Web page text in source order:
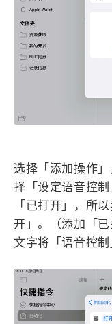
选择「添加操作
择「设定语音控
「已打开」，所
开」。（添加「已
文字将「语音控制